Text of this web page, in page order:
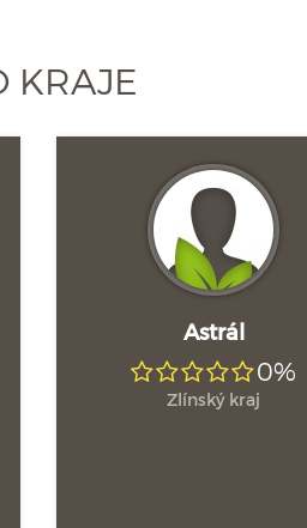
KRAJE
Astrál
0%
Zlínský kraj